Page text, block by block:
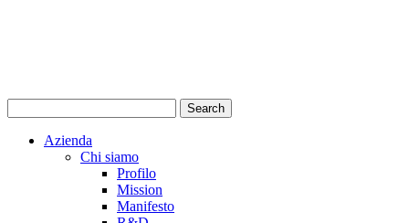
Azienda
Chi siamo
Profilo
Mission
Manifesto